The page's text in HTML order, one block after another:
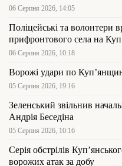
06 Серпня 2026, 14:05
Поліцейські та волонтери
прифронтового села на
06 Серпня 2026, 10:18
Ворожі удари по
05 Серпня 2026, 19:16
Зеленський звільнив
Андрія Беседіна
05 Серпня 2026, 10:16
Серія обстрілів
ворожих атак за добу